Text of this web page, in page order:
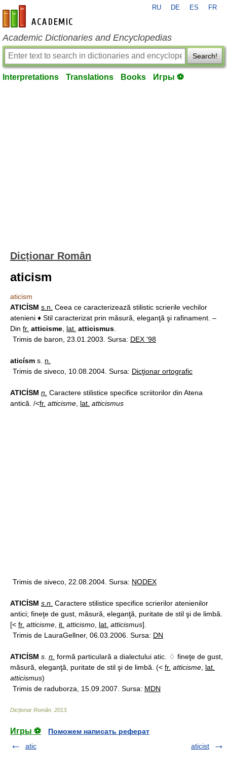
en-academic.com
RU DE ES FR
Academic Dictionaries and Encyclopedias
Search!
Interpretations Translations Books Игры ⚽
Dicționar Român
aticism
aticism
ATICÍSM s.n. Ceea ce caracterizează stilistic scrierile vechilor
atenieni ♦ Stil caracterizat prin măsură, eleganţă şi rafinament. –
Din fr. atticisme lat. atticismus
Trimis de baron, 23.01.2003. Sursa: DEX '98
aticísm s. n.
Trimis de siveco, 10.08.2004. Sursa: Dicţionar ortografic
ATICÍSM n. Caractere stilistice specifice scriitorilor din Atena
antică. /<fr. atticisme lat. atticismus
Trimis de siveco, 22.08.2004. Sursa: NODEX
ATICÍSM s.n. Caractere stilistice specifice scrierilor atenienilor
antici; fineţe de gust, măsură, eleganţă, puritate de stil şi de limbă.
[< fr. atticisme it. atticismo lat. atticismus].
Trimis de LauraGellner, 06.03.2006. Sursa: DN
ATICÍSM s. n. formă particulară a dialectului atic. ♢ fineţe de gust,
măsură, eleganţă, puritate de stil şi de limbă. (< fr. atticisme lat.
atticismus)
Trimis de raduborza, 15.09.2007. Sursa: MDN
Dicționar Român 2013
Игры ⚽
Поможем написать реферат
atic
aticist